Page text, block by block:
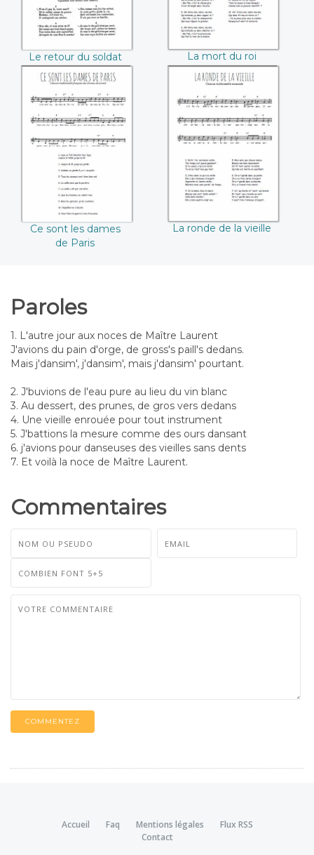
Le retour du soldat
La mort du roi
Renaud
Ce sont les dames
de Paris
Ce sont les dames
de Paris
La ronde de la
vieille
La ronde de la vieille
Paroles
1. L'autre jour aux noces de Maître Laurent
J'avions du pain d'orge, de gross's paill's dedans.
Mais j'dansim', j'dansim', mais j'dansim' pourtant.
2. J'buvions de l'eau pure au lieu du vin blanc
3. Au dessert, des prunes, de gros vers dedans
4. Une vieille enrouée pour tout instrument
5. J'battions la mesure comme des ours dansant
6. j'avions pour danseuses des vieilles sans dents
7. Et voilà la noce de Maître Laurent.
Commentaires
COMMENTEZ
Accueil Faq Mentions légales
Flux RSS
Contact